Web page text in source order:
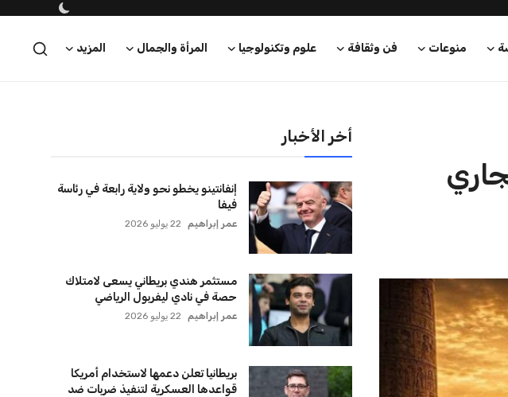
منوعات فن وثقافة علوم وتكنولوجيا المرأة والجمال المزيد
أخر الأخبار
إنفانتينو يخطو نحو ولاية رابعة في رئاسة
فيفا
عمر إبراهيم 22 يوليو 2026
مستثمر هندي بريطاني يسعى لامتلاك
حصة في نادي ليفربول الرياضي
عمر إبراهيم 22 يوليو 2026
بريطانيا تعلن دعمها لاستخدام أمريكا
قواعدها العسكرية لتنفيذ ضربات ضد